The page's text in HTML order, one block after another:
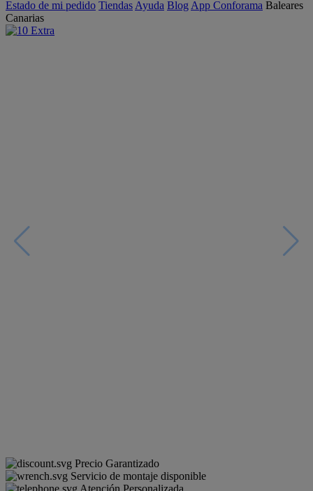
Estado de mi pedido Tiendas Ayuda Blog App Conforama Baleares
Canarias
Precio Garantizado
Servicio de montaje disponible
Atención Personalizada